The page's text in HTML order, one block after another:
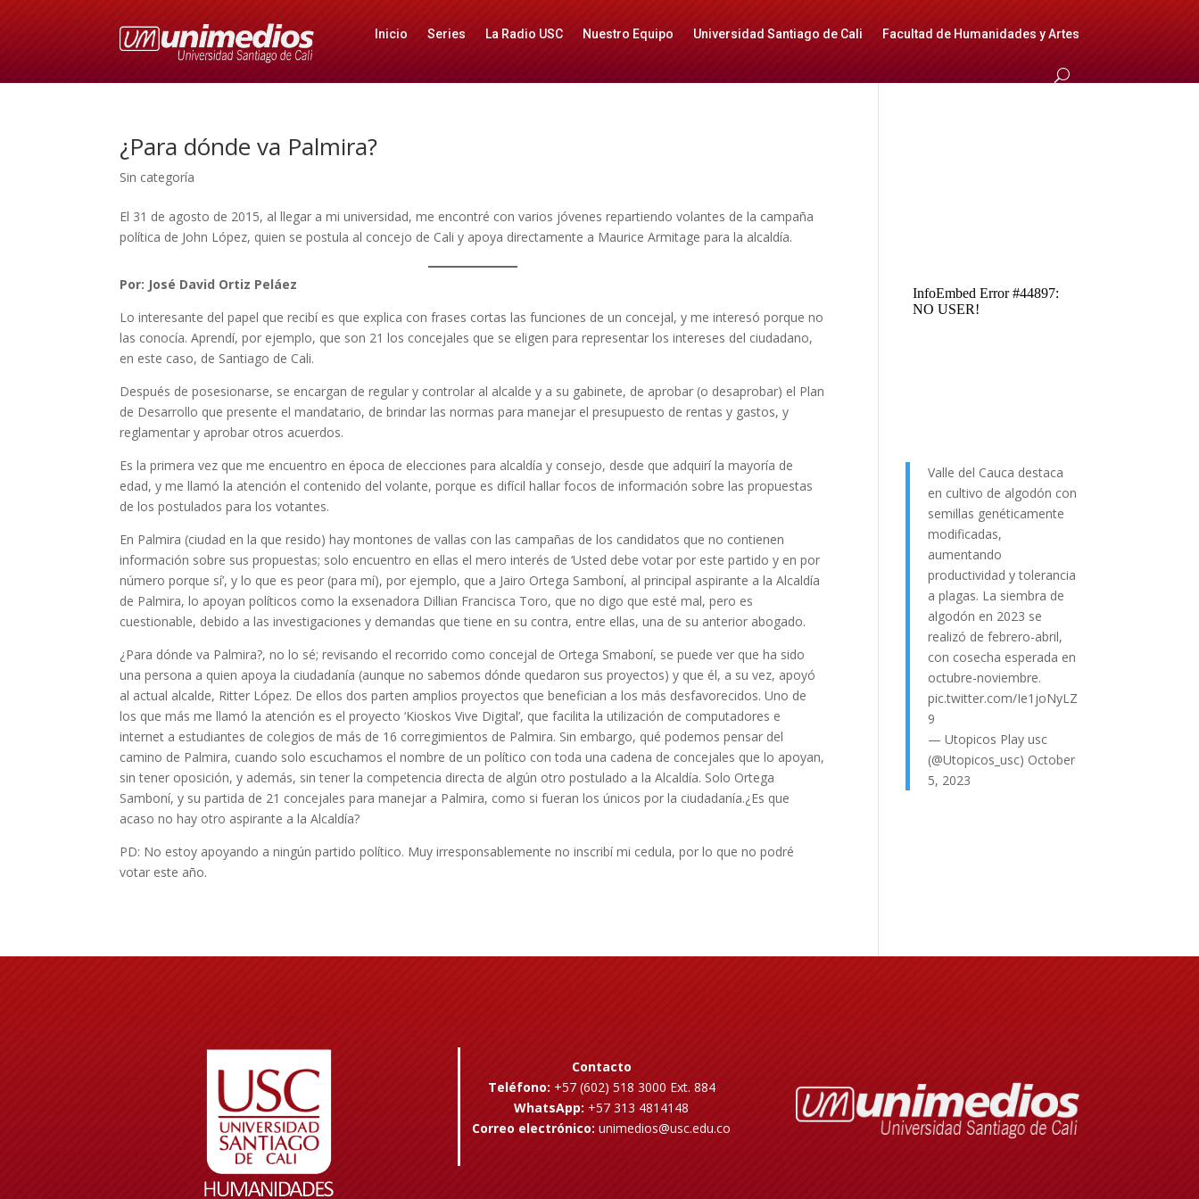
Inicio Series La Radio USC Nuestro Equipo Universidad Santiago de Cali Facultad de Humanidades y Artes
¿Para dónde va Palmira?
Sin categoría
El 31 de agosto de 2015, al llegar a mi universidad, me encontré con varios jóvenes repartiendo volantes de la campaña
política de John López, quien se postula al concejo de Cali y apoya directamente a Maurice Armitage para la alcaldía.
Por: José David Ortiz Peláez
Lo interesante del papel que recibí es que explica con frases cortas las funciones de un concejal, y me interesó porque no
las conocía. Aprendí, por ejemplo, que son 21 los concejales que se eligen para representar los intereses del ciudadano,
en este caso, de Santiago de Cali.
Después de posesionarse, se encargan de regular y controlar al alcalde y a su gabinete, de aprobar (o desaprobar) el Plan
de Desarrollo que presente el mandatario, de brindar las normas para manejar el presupuesto de rentas y gastos, y
reglamentar y aprobar otros acuerdos.
Es la primera vez que me encuentro en época de elecciones para alcaldía y consejo, desde que adquirí la mayoría de
edad, y me llamó la atención el contenido del volante, porque es difícil hallar focos de información sobre las propuestas
de los postulados para los votantes.
En Palmira (ciudad en la que resido) hay montones de vallas con las campañas de los candidatos que no contienen
información sobre sus propuestas; solo encuentro en ellas el mero interés de ‘Usted debe votar por este partido y en por
número porque sí’, y lo que es peor (para mí), por ejemplo, que a Jairo Ortega Samboní, al principal aspirante a la Alcaldía
de Palmira, lo apoyan políticos como la exsenadora Dillian Francisca Toro, que no digo que esté mal, pero es
cuestionable, debido a las investigaciones y demandas que tiene en su contra, entre ellas, una de su anterior abogado.
¿Para dónde va Palmira?, no lo sé; revisando el recorrido como concejal de Ortega Smaboní, se puede ver que ha sido
una persona a quien apoya la ciudadanía (aunque no sabemos dónde quedaron sus proyectos) y que él, a su vez, apoyó
al actual alcalde, Ritter López. De ellos dos parten amplios proyectos que benefician a los más desfavorecidos. Uno de
los que más me llamó la atención es el proyecto ‘Kioskos Vive Digital’, que facilita la utilización de computadores e
internet a estudiantes de colegios de más de 16 corregimientos de Palmira. Sin embargo, qué podemos pensar del
camino de Palmira, cuando solo escuchamos el nombre de un político con toda una cadena de concejales que lo apoyan,
sin tener oposición, y además, sin tener la competencia directa de algún otro postulado a la Alcaldía. Solo Ortega
Samboní, y su partida de 21 concejales para manejar a Palmira, como si fueran los únicos por la ciudadanía.¿Es que
acaso no hay otro aspirante a la Alcaldía?
PD: No estoy apoyando a ningún partido político. Muy irresponsablemente no inscribí mi cedula, por lo que no podré
votar este año.
Valle del Cauca destaca
en cultivo de algodón con
semillas genéticamente
modificadas,
aumentando
productividad y tolerancia
a plagas. La siembra de
algodón en 2023 se
realizó de febrero-abril,
con cosecha esperada en
octubre-noviembre.
pic.twitter.com/Ie1joNyLZ
9
— Utopicos Play usc
(@Utopicos_usc) October
5, 2023
Contacto
Teléfono: +57 (602) 518 3000 Ext. 884
WhatsApp: +57 313 4814148
Correo electrónico: unimedios@usc.edu.co